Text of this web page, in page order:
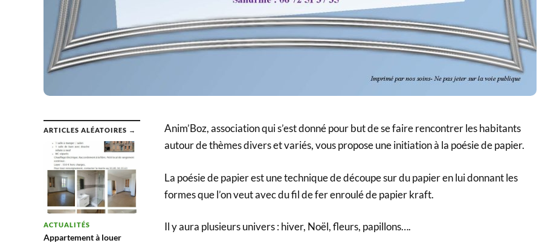
ARTICLES ALÉATOIRES →
ACTUALITÉS
Appartement à louer
Anim’Boz, association qui s’est donné pour but de se faire rencontrer les habitants
autour de thèmes divers et variés, vous propose une initiation à la poésie de papier.
La poésie de papier est une technique de découpe sur du papier en lui donnant les
formes que l’on veut avec du fil de fer enroulé de papier kraft.
Il y aura plusieurs univers : hiver, Noël, fleurs, papillons….